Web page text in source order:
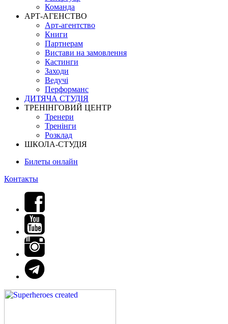
Команда
АРТ-АГЕНСТВО
Арт-агентство
Книги
Партнерам
Вистави на замовлення
Кастинги
Заходи
Ведучі
Перформанс
ДИТЯЧА СТУДІЯ
ТРЕНІНГОВИЙ ЦЕНТР
Тренери
Тренінги
Розклад
ШКОЛА-СТУДІЯ
Билеты онлайн
Контакты